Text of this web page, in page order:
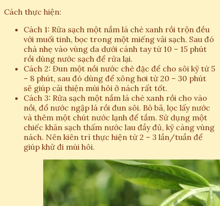
Cách thực hiện:
Cách 1: Rửa sạch một nắm lá chè xanh rồi trộn đều
với muối tinh, bọc trong một miếng vải sạch. Sau đó
chà nhẹ vào vùng da dưới cánh tay từ 10 – 15 phút
rồi dùng nước sạch để rửa lại.
Cách 2: Đun một nồi nước chè đặc để cho sôi kỹ từ 5
– 8 phút, sau đó dùng để xông hơi từ 20 – 30 phút
sẽ giúp cải thiện mùi hôi ở nách rất tốt.
Cách 3: Rửa sạch một nắm lá chè xanh rồi cho vào
nồi, đổ nước ngập lá rồi đun sôi. Bỏ bã, lọc lấy nước
và thêm một chút nước lạnh để tắm. Sử dụng một
chiếc khăn sạch thấm nước lau đầy đủ, kỹ càng vùng
nách. Nên kiên trì thực hiện từ 2 – 3 lần/tuần để
giúp khử đi mùi hôi.